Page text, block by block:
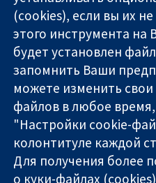
Надёжные
доказательства
Информированные
решения
Во благо
здоровья
Square
London
W1G 0AN
United
The Cochrane Collaboration is
company limited by guarantee
(cookies), если вы их
этого инструмента на
будет установлен
запомнить Ваши
можете изменить
файлов в любое
"Настройки cookie-
колонтитуле каждой
Для получения более
о куки-файлах